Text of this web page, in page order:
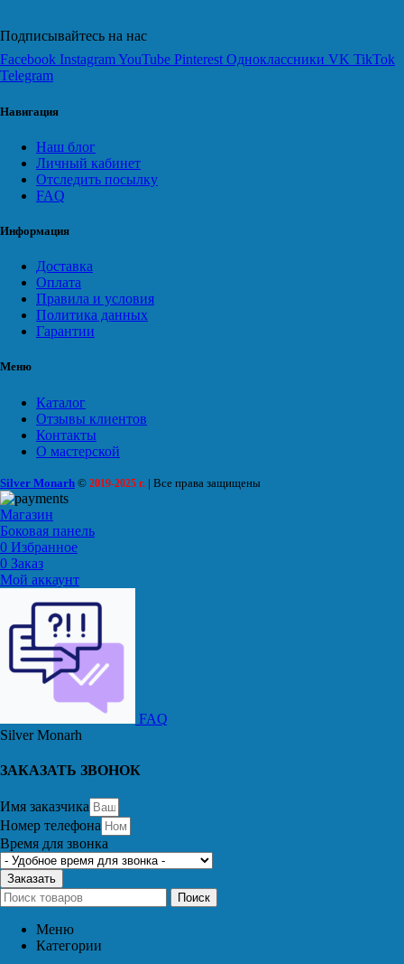
Подписывайтесь на нас
Facebook InstagramYouTube Pinterest Одноклассники VK TikTok
Telegram
Навигация
Наш блог
Личный кабинет
Отследить посылку
FAQ
Информация
Доставка
Оплата
Правила и условия
Политика данных
Гарантии
Меню
Каталог
Отзывы клиентов
Контакты
О мастерской
Silver Monarh © 2019-2025 г. | Все права защищены
Магазин
Боковая панель
0 Избранное
0 Заказ
Мой аккаунт
FAQ
Silver Monarh
ЗАКАЗАТЬ ЗВОНОК
Имя заказчика
Номер телефона
Время для звонка
Заказать
Поиск
Меню
Категории